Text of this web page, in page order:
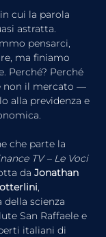
cui la parola
astratta.
pensarci,
ma finiamo
Perché? Perché
non il mercato —
alla previdenza e
che parte la
TV – Le Voci
da Jonathan
della scienza
San Raffaele e
italiani di